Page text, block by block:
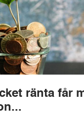
ränta får